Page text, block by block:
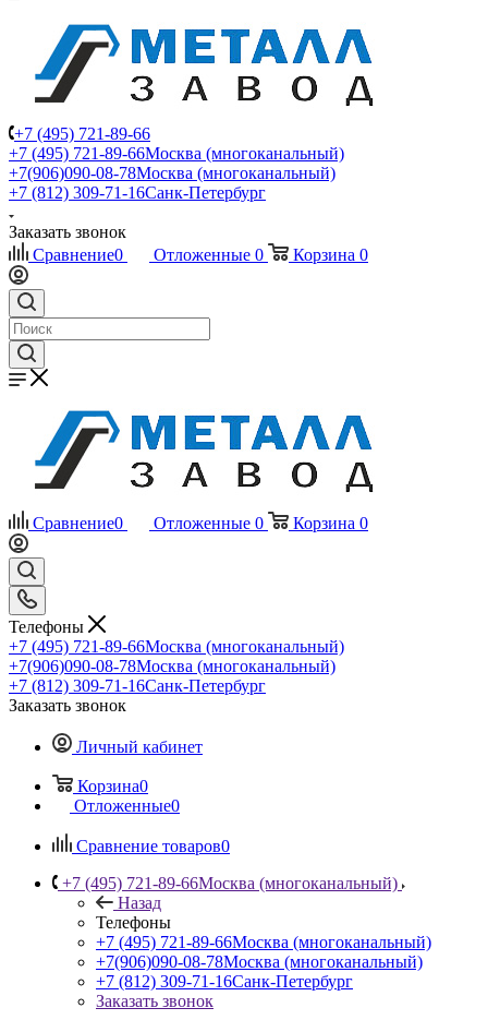
+7 (495) 721-89-66
+7 (495) 721-89-66Москва (многоканальный)
+7(906)090-08-78Москва (многоканальный)
+7 (812) 309-71-16Санк-Петербург
Заказать звонок
Сравнение0 Отложенные 0 Корзина 0
Сравнение0 Отложенные 0 Корзина 0
Телефоны
+7 (495) 721-89-66Москва (многоканальный)
+7(906)090-08-78Москва (многоканальный)
+7 (812) 309-71-16Санк-Петербург
Заказать звонок
Личный кабинет
Корзина0
Отложенные0
Сравнение товаров0
+7 (495) 721-89-66Москва (многоканальный)
Назад
Телефоны
+7 (495) 721-89-66Москва (многоканальный)
+7(906)090-08-78Москва (многоканальный)
+7 (812) 309-71-16Санк-Петербург
Заказать звонок